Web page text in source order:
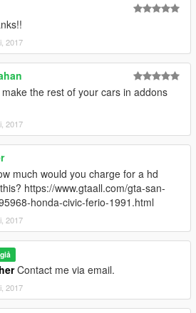
2017
the rest of your cars in addons
2017
much would you charge for a hd
https://www.gtaall.com/gta-san-
honda-civic-ferio-1991.html
2017
Contact me via email.
2017